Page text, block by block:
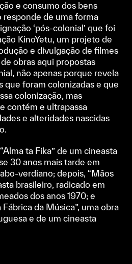
e consumo dos bens
responde de uma forma
‘pós-colonial’ que foi
KinoYetu, um projeto de
e divulgação de filmes
obras aqui propostas
não apenas porque revela
que foram colonizadas e que
colonização, mas
contém e ultrapassa
e alteridades nascidas
ta Fika” de um cineasta
30 anos mais tarde em
verdiano; depois, “Mãos
brasileiro, radicado em
dos anos 1970; e
da Música”, uma obra
e de um cineasta